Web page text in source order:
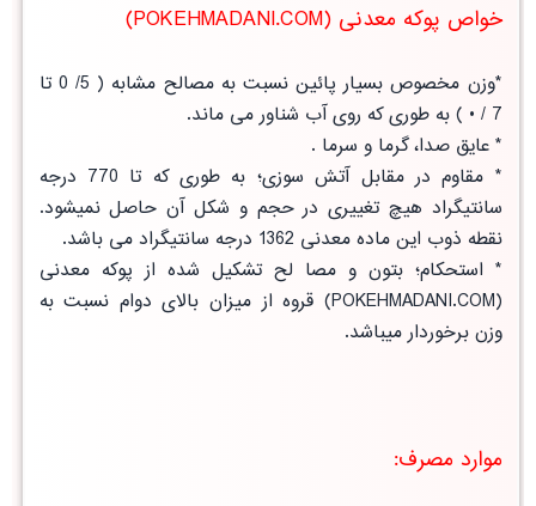
خواص پوکه معدنی (POKEHMADANI.COM)
*وزن مخصوص بسیار پائین نسبت به مصالح مشابه ( 5/ 0 تا
7 / • ) به طوری که روی آب شناور می ماند.
* عایق صدا، گرما و سرما .
* مقاوم در مقابل آتش سوزی؛ به طوری که تا 770 درجه
سانتیگراد هیچ تغییری در حجم و شکل آن حاصل نمیشود.
نقطه ذوب این ماده معدنی 1362 درجه سانتیگراد می باشد.
* استحکام؛ بتون و مصا لح تشکیل شده از پوکه معدنی
(POKEHMADANI.COM) قروه از
میزان بالای دوام نسبت به
وزن برخوردار میباشد.
موارد مصرف: